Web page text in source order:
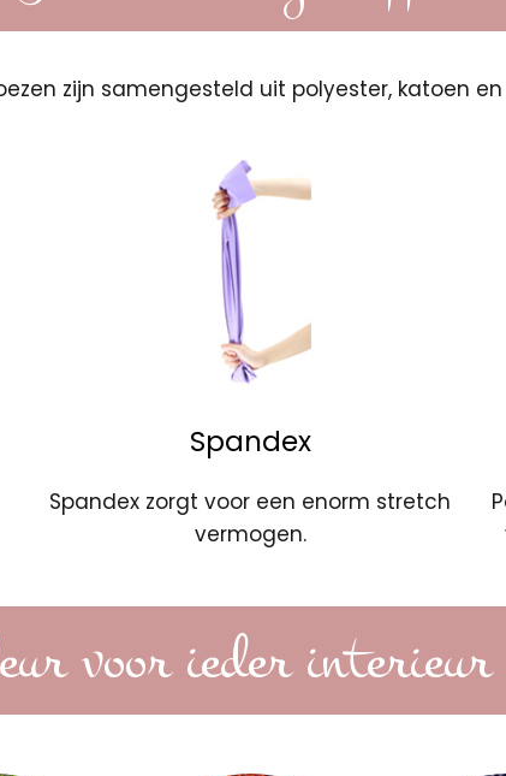
zijn samengesteld uit polyester, katoen
Spandex
Spandex zorgt voor een enorm stretch
vermogen.
voor ieder interieur